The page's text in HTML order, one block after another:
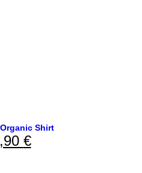
Shirt
€